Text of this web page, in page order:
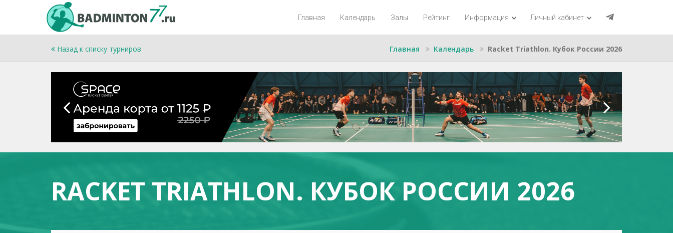
Главная Календарь Залы Рейтинг Информация Личный кабинет
Назад к списку турниров Главная Календарь Racket Triathlon. Кубок России 2026
RACKET TRIATHLON. КУБОК РОССИИ 2026